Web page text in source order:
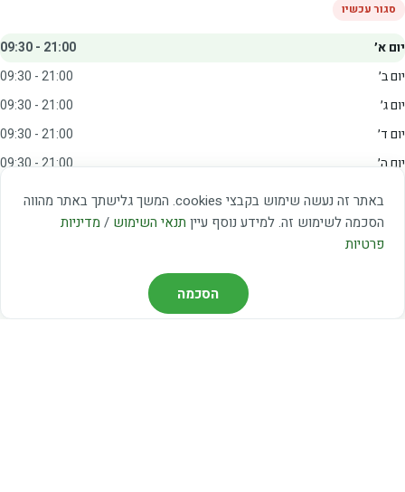
באתר זה נעשה שימוש בקבצי cookies. המשך גלישתך באתר מהווה
הסכמה לשימוש זה. למידע נוסף עיין תנאי השימוש / מדיניות
פרטיות
הסכמה
סגור עכשיו
יום א׳
09:30 - 21:00
יום ב׳
09:30 - 21:00
יום ג׳
09:30 - 21:00
יום ד׳
09:30 - 21:00
יום ה׳
09:30 - 21:00
09:00 - 15:00
שבת
20:00 - 23:00